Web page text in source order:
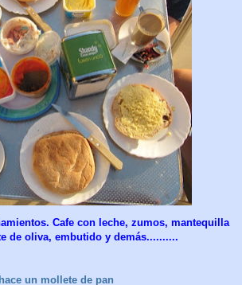
Cafe con leche, zumos, mantequilla
de oliva, embutido y demás..........
un mollete de pan